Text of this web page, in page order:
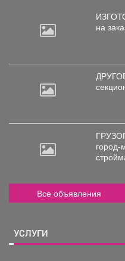
на
город-
Все объявления
УСЛУГИ